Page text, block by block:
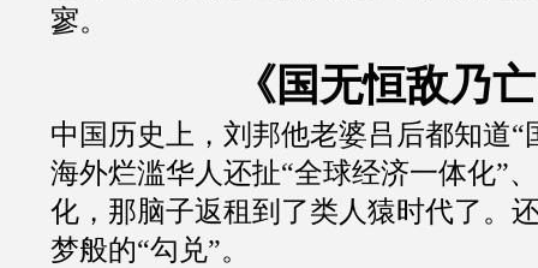
寥。
《国无恒敌乃
中国历史上，刘邦他老婆吕后都知道“
海外烂滥华人还扯“全球经济一体化”
化，那脑子返租到了类人猿时代了。
梦般的“勾兑”。